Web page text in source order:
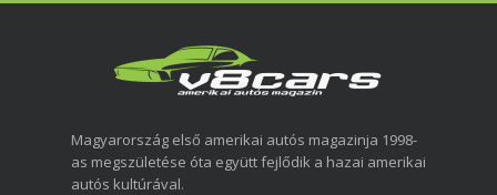
Magyarország első amerikai autós magazinja 1998-
as megszületése óta együtt fejlődik a hazai amerikai
autós kultúrával.